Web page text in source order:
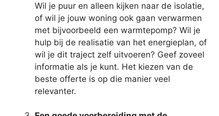
Wil je puur en alleen kijken naar de isolatie,
of wil je jouw woning ook gaan verwarmen
met bijvoorbeeld een warmtepomp? Wil je
hulp bij de realisatie van het energieplan, of
wil je dit traject zelf uitvoeren? Geef zoveel
informatie als je kunt. Het kiezen van de
beste offerte is op die manier veel
relevanter.